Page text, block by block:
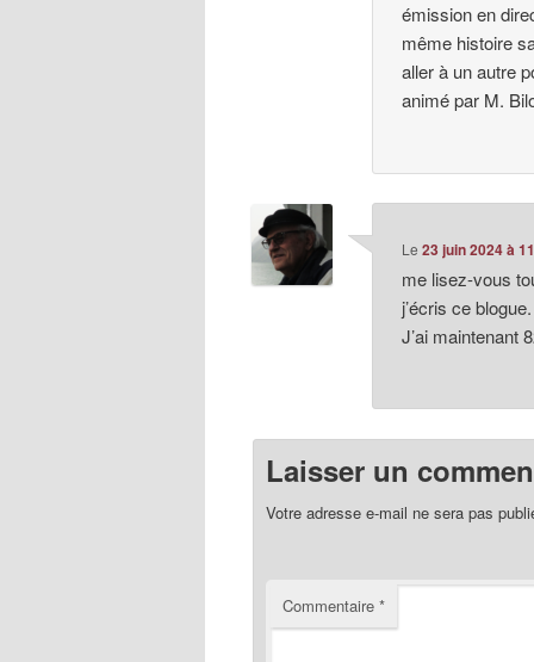
émission en
même histoire
aller à un autre
animé par M.
Le23 juin 2024 à
me lisez-vous
j’écris ce blogue.
J’ai maintenant
Laisser un
Votre adresse e-mail ne sera pas
Commentaire *